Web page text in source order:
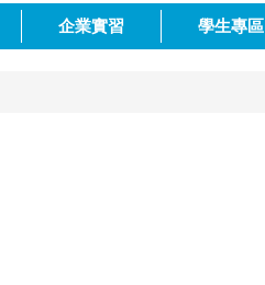
企業實習 學生專區